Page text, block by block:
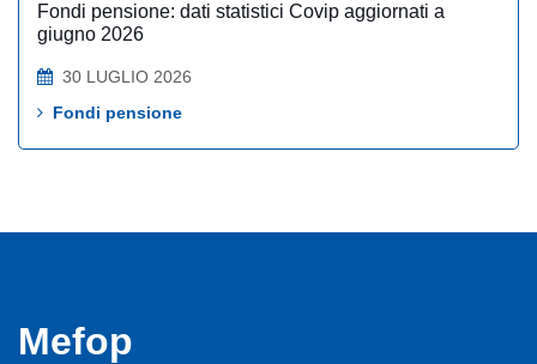
Fondi pensione: dati statistici Covip aggiornati a
giugno 2026
30 LUGLIO 2026
Fondi pensione
Mefop